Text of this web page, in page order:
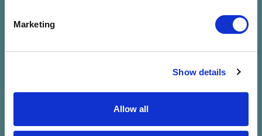
Marketing
Show details
Allow all